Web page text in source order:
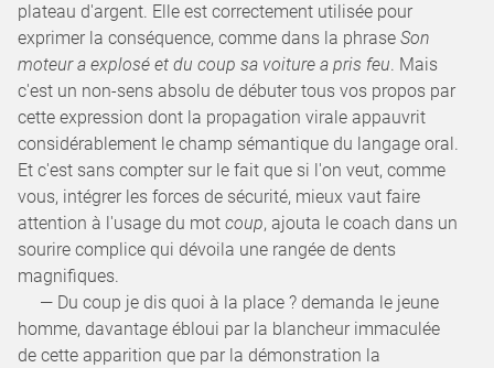
plateau d'argent. Elle est correctement utilisée pour
exprimer la conséquence, comme dans la phrase Son
moteur a explosé et du coup sa voiture a pris feu. Mais
c'est un non-sens absolu de débuter tous vos propos par
cette expression dont la propagation virale appauvrit
considérablement le champ sémantique du langage oral.
Et c'est sans compter sur le fait que si l'on veut, comme
vous, intégrer les forces de sécurité, mieux vaut faire
attention à l'usage du mot coup, ajouta le coach dans un
sourire complice qui dévoila une rangée de dents
magnifiques.
— Du coup je dis quoi à la place ? demanda le jeune
homme, davantage ébloui par la blancheur immaculée
de cette apparition que par la démonstration la